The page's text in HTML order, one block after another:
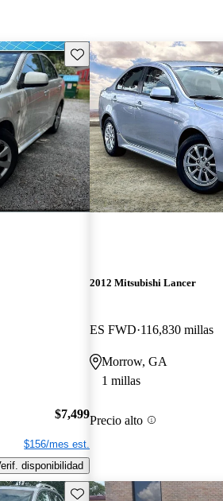
Guarda este Aviso
$7,499
$156/mes est.
disponibilidad
2012 Mitsubishi Lancer
ES FWD 116,830 millas
Morrow, GA
1 millas
Precio alto
Guarda este Aviso